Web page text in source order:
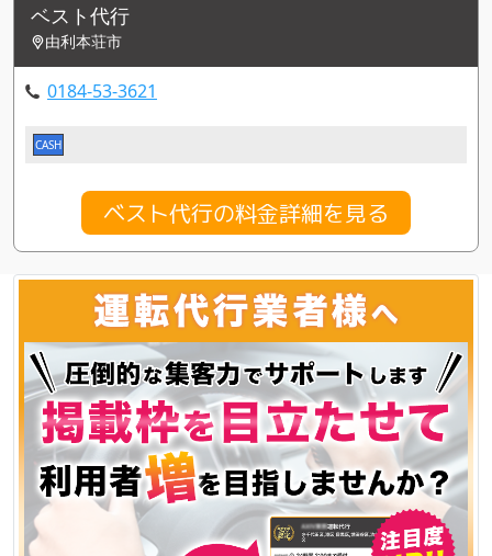
ベスト代行
由利本荘市
0184-53-3621
CASH
ベスト代行の料金詳細を見る